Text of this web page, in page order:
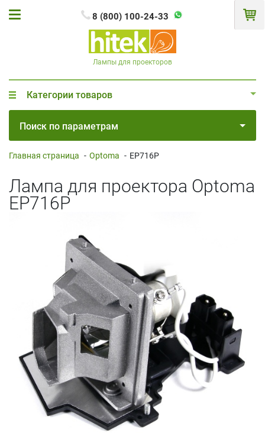
8 (800) 100-24-33
Лампы для проекторов
Категории товаров
Поиск по параметрам
Главная страница - Optoma - EP716P
Лампа для проектора Optoma
EP716P